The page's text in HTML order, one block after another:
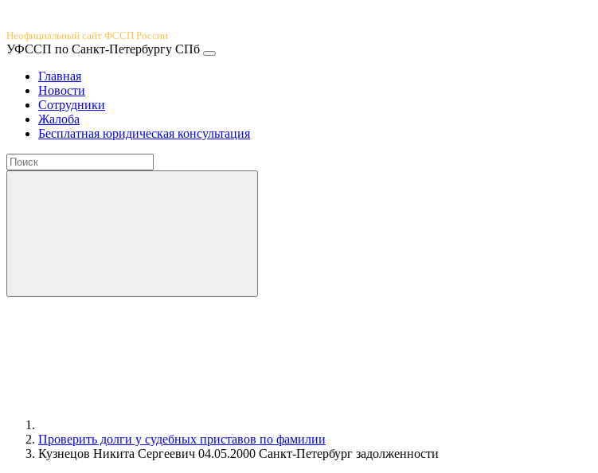
Неофициальный сайт ФССП России
УФССП по Санкт-Петербургу СПб
Главная
Новости
Сотрудники
Жалоба
Бесплатная юридическая консультация
Проверить долги у судебных приставов по фамилии
Кузнецов Никита Сергеевич 04.05.2000 Санкт-Петербург задолженности